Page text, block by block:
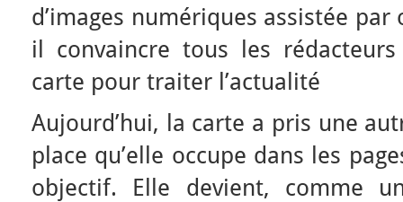
d’images numériques assistée
il convaincre tous les
carte pour traiter l’actualité
Aujourd’hui, la carte a pris une
place qu’elle occupe dans les
objectif. Elle devient, comme